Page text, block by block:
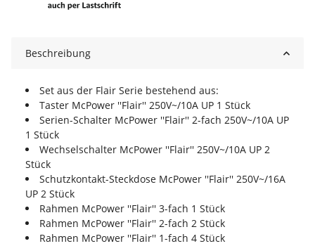
Beschreibung
Set aus der Flair Serie bestehend aus:
Taster McPower ''Flair'' 250V~/10A UP 1 Stück
Serien-Schalter McPower ''Flair'' 2-fach 250V~/10A UP
1 Stück
Wechselschalter McPower ''Flair'' 250V~/10A UP 2
Stück
Schutzkontakt-Steckdose McPower ''Flair'' 250V~/16A
UP 2 Stück
Rahmen McPower ''Flair'' 3-fach 1 Stück
Rahmen McPower ''Flair'' 2-fach 2 Stück
Rahmen McPower ''Flair'' 1-fach 4 Stück